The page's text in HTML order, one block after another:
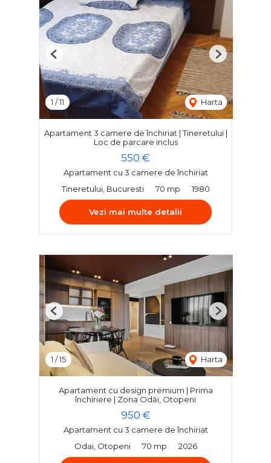
1 /11 Harta
Previous Next
Apartament 3 camere de închiriat | Tineretului |
Loc de parcare inclus
550 €
Apartament cu 3 camere de închiriat
Tineretului, Bucuresti
70 mp 1980
Vezi mai multe detalii
1 /15 Harta
Previous Next
Apartament cu design premium | Prima
închiriere | Zona Odăi, Otopeni
950 €
Apartament cu 3 camere de închiriat
Odai, Otopeni
70 mp 2026